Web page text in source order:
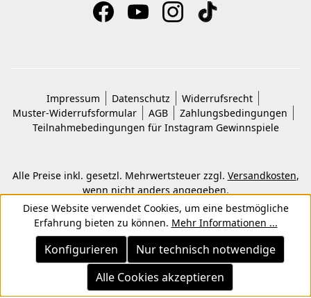
Impressum Datenschutz
Widerrufsrecht
Muster-Widerrufsformular
AGB
Zahlungsbedingungen
Teilnahmebedingungen für Instagram Gewinnspiele
Alle Preise inkl. gesetzl. Mehrwertsteuer zzgl. Versandkosten,
wenn nicht anders angegeben.
© 2026 Copyright © Kwon KG. Alle Rechte vorbehalten.
Diese Website verwendet Cookies, um eine bestmögliche
Erfahrung bieten zu können. Mehr Informationen ...
Nur technisch notwendige
Konfigurieren
Alle Cookies akzeptieren